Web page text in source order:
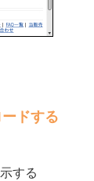
ドする
する